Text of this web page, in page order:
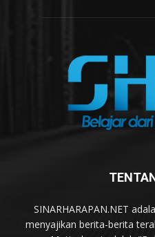
SINARHARAPAN.NET
menyajikan berita-berita